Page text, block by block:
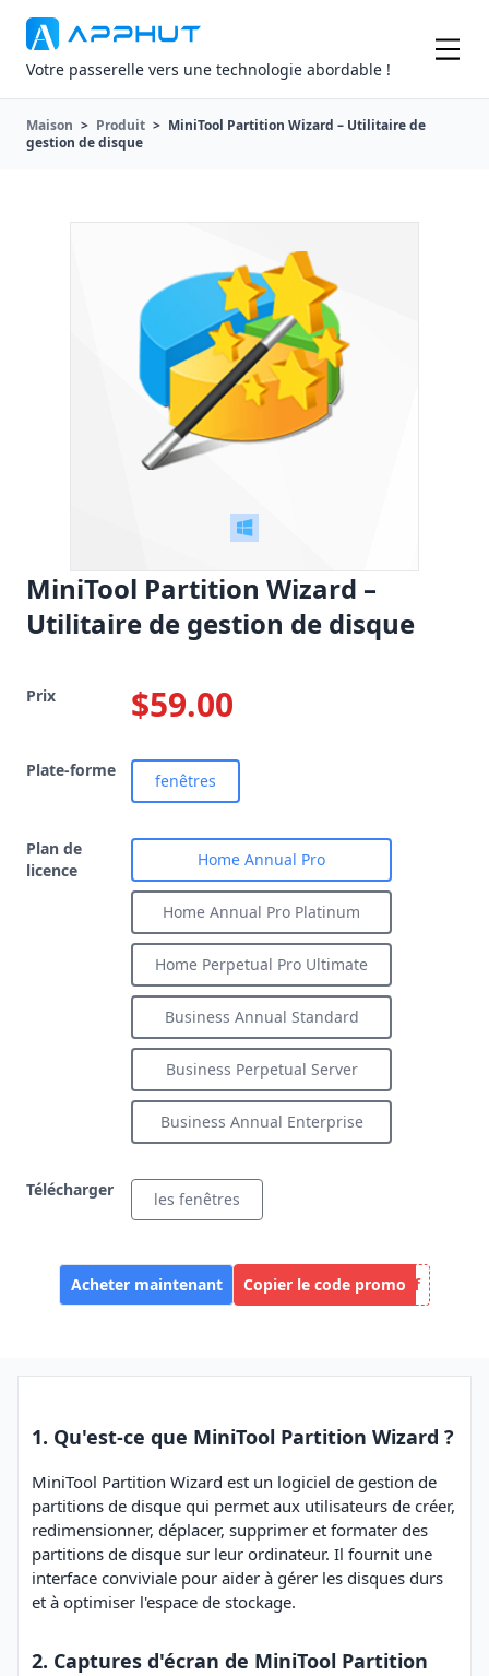
Votre passerelle vers une technologie abordable !
Maison > Produit > MiniTool Partition Wizard – Utilitaire de
gestion de disque
MiniTool Partition Wizard –
Utilitaire de gestion de disque
Prix $59.00
Plate-forme
fenêtres
Plan de
licence
Home Annual Pro
Home Annual Pro Platinum
Home Perpetual Pro Ultimate
Business Annual Standard
Business Perpetual Server
Business Annual Enterprise
Télécharger les fenêtres
Acheter maintenant Copier le code promoaff
1. Qu'est-ce que MiniTool Partition Wizard ?
MiniTool Partition Wizard est un logiciel de gestion de
partitions de disque qui permet aux utilisateurs de créer,
redimensionner, déplacer, supprimer et formater des
partitions de disque sur leur ordinateur. Il fournit une
interface conviviale pour aider à gérer les disques durs
et à optimiser l'espace de stockage.
2. Captures d'écran de MiniTool Partition